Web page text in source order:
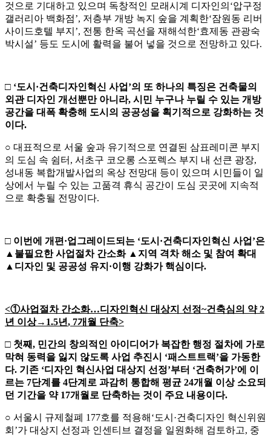
것으로 기대하고 있으며 독창적인 모래시계 디자인의‘압구정
갤러리아 백화점’, 저층부 개방 녹지 숲을 계획한‘잠원동 리버
사이드호텔 부지’, 전통 한옥 곡선을 재해석한‘효제동 관광숙
박시설’ 등도 도시에 활력을 불어 넣을 것으로 전망하고 있다.
□ ‘도시 ·건축디자인혁신 사업 ’의 또 하나의 특징은 건축물의
외관 디자인 개선뿐만 아니라, 시민 누구나 누릴 수 있는 개방
공간을 대폭 확충해 도시의 공공성을 획기적 으로 강화하는 것
이다.
○ 대표적으로 서울 숲과 유기적으로 연결된 삼표레미콘 부지
의 도심 속 쉼터, 서초구 코오롱 스포렉스 부지 내 선큰 광장,
성내동 복합개발사업의 옥상 전망대 등이 있으며 시민들이 일
상에서 누릴 수 있는 고품격 휴식 공간이 도심 곳곳에 지속적
으로 확충될 전망이다.
□ 이번에 개편 ·업그레이드되는 ‘도시 ·건축디자인혁신 사업 ’은
▲ 불필요한 사업절차 간소화 ▲ 지역 격차 해소 및 참여 확대
▲ 디자인 및 공공성 유지 ·이행 강화가 핵심이다.
<①사업절차 간소화…디자인혁신 대상지 선정~건축심의 약2
년 이상→ 1.5년, 7개월 단축>
□ 첫째, 민간의 창의적인 아이디어가 복잡한 행정 절차에 가로
막혀 동력을 잃지 않도록 사업 추진시 ‘패스트트랙’을 가동한
다. 기존 ‘디자인 혁신사업 대상지 선정’부터 ‘건축허가’에 이
르는 7단계를 4단계로 과감히 통합해 평균 24개월 이상 소요되
던 기간을 약 17개월로 단축하는 것이 주요 내용이다.
○ 서울시 규제철폐 177호를 적용해‘도시·건축디자인 혁신위원
회’가 대상지 선정과 인센티브 결정을 일원화해 검토하고, 중